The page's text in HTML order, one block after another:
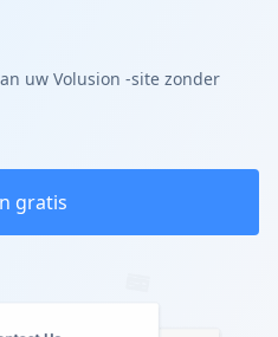
uw Volusion -site zonder
gratis